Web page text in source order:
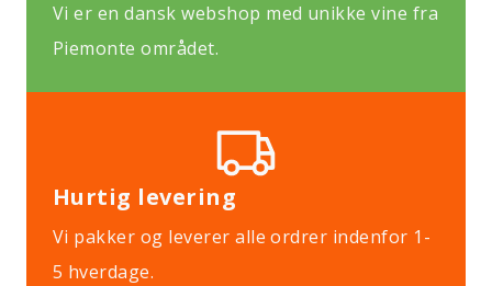
Vi er en dansk webshop med unikke vine fra
Piemonte området.
Hurtig levering
Vi pakker og leverer alle ordrer indenfor 1-
5 hverdage.